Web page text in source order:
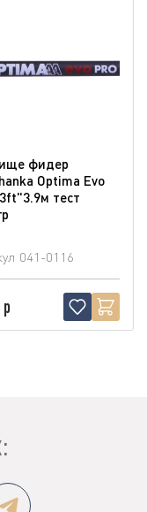
фидер
Optima Evo
тест
041-0116
р